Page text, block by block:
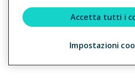
Copyright © 2023 - Cattolica Assicurazioni è
Generali Italia S.p.A. - Partita IVA del Gruppo
Accetta tutti i
Impostazioni